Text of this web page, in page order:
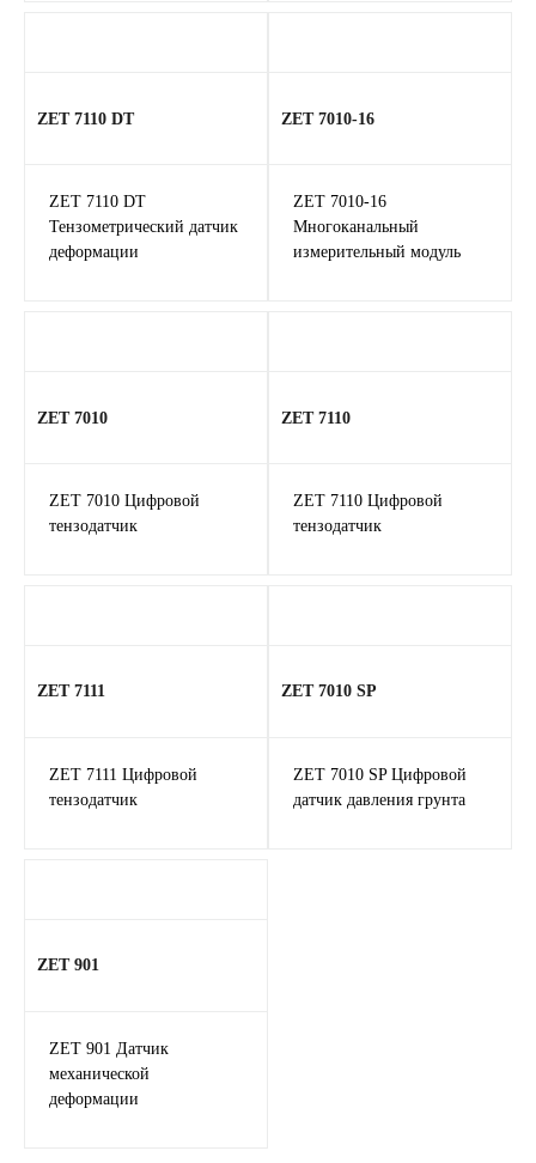
ZET 7110 DT
ZET 7110 DT
Тензометрический датчик
деформации
ZET 7010-16
ZET 7010-16
Многоканальный
измерительный модуль
ZET 7010
ZET 7010 Цифровой
тензодатчик
ZET 7110
ZET 7110 Цифровой
тензодатчик
ZET 7111
ZET 7111 Цифровой
тензодатчик
ZET 7010 SP
ZET 7010 SP Цифровой
датчик давления грунта
ZET 901
ZET 901 Датчик
механической
деформации